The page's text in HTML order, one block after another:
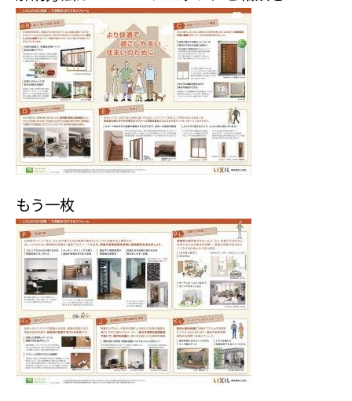
もう一枚